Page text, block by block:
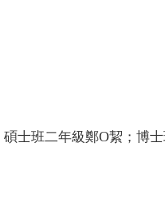
碩士班二年級鄭O絜；博